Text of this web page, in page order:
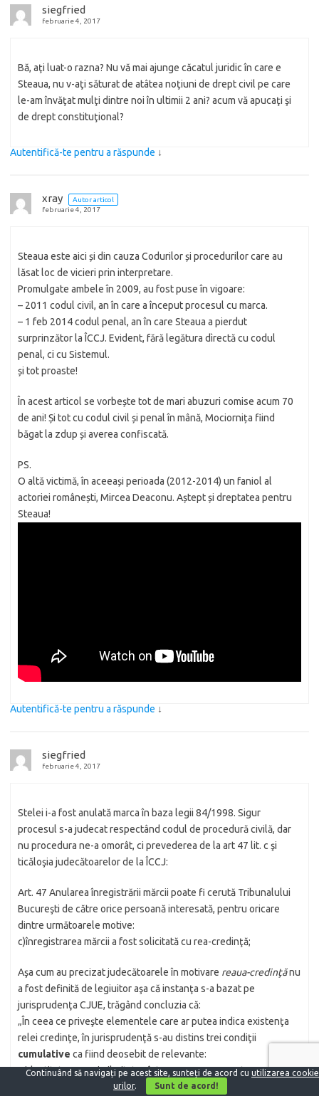
siegfried
februarie 4, 2017
Bă, aţi luat-o razna? Nu vă mai ajunge căcatul juridic în care e
Steaua, nu v-aţi săturat de atâtea noţiuni de drept civil pe care
le-am învăţat mulţi dintre noi în ultimii 2 ani? acum vă apucaţi şi
de drept constituţional?
Autentifică-te pentru a răspunde ↓
xray
Autor articol
februarie 4, 2017
Steaua este aici și din cauza Codurilor și procedurilor care au
lăsat loc de vicieri prin interpretare.
Promulgate ambele în 2009, au fost puse în vigoare:
– 2011 codul civil, an în care a început procesul cu marca.
– 1 feb 2014 codul penal, an în care Steaua a pierdut
surprinzător la ÎCCJ. Evident, fără legătura dìrectă cu codul
penal, ci cu Sistemul.
și tot proaste!
În acest articol se vorbește tot de mari abuzuri comise acum 70
de ani! Și tot cu codul civil și penal în mână, Mociornița fiind
băgat la zdup și averea confiscată.
PS.
O altă victimă, în aceeași perioada (2012-2014) un faniol al
actoriei românești, Mircea Deaconu. Aștept și dreptatea pentru
Steaua!
Autentifică-te pentru a răspunde ↓
siegfried
februarie 4, 2017
Stelei i-a fost anulată marca în baza legii 84/1998. Sigur
procesul s-a judecat respectând codul de procedură civilă, dar
nu procedura ne-a omorât, ci prevederea de la art 47 lit. c şi
ticăloşia judecătoarelor de la ÎCCJ:
Art. 47 Anularea înregistrării mărcii poate fi cerută Tribunalului
Bucureşti de către orice persoană interesată, pentru oricare
dintre următoarele motive:
c)înregistrarea mărcii a fost solicitată cu rea-credinţă;
Aşa cum au precizat judecătoarele în motivare reaua-credinţănu
a fost definită de legiuitor aşa că instanţa s-a bazat pe
jurisprudenţa CJUE, trăgând concluzia că:
„În ceea ce priveşte elementele care ar putea indica existenţa
relei credinţe, în jurisprudenţă s-au distins trei condiţii
cumulative ca fiind deosebit de relevante:
– identitatea sau similaritatea între semne care poate genera
Continuând să navigați pe acest site, sunteți de acord cu utilizarea
urilor. Sunt de acord!